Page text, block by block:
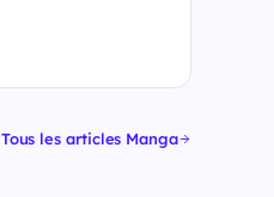
Tous les articles Manga